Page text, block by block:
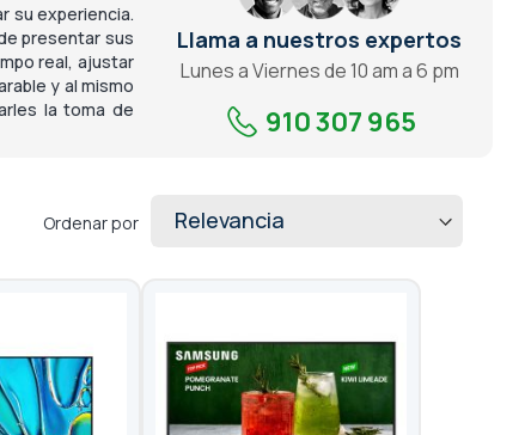
su experiencia.
presentar sus
real, ajustar
y al mismo
la toma de
Llama a nuestros expertos
Lunes a Viernes de 10 am a 6 pm
910 307 965
Ordenar por